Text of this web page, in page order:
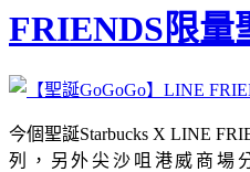
FRIENDS限量
今個聖誕Starbucks X LINE
列，另外尖沙咀港威商場